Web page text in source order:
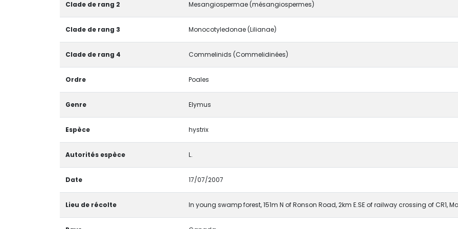
Clade de rang 2 Mesangiospermae (mésangiospermes)
Clade de rang 3 Monocotyledonae (Lilianae)
Clade de rang 4 Commelinids (Commelidinées)
Ordre Poales
Genre Elymus
Espèce hystrix
Autorités espèce L.
Date 17/07/2007
Lieu de récolte In young swamp forest, 151m N of Ronson Road, 2km E.SE of railway crossing of CR1,